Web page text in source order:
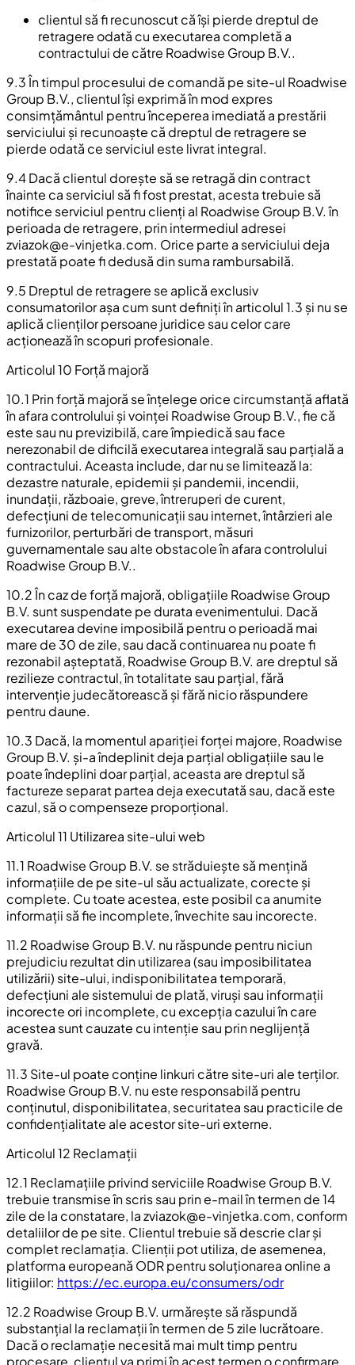
clientul să fi recunoscut că își pierde dreptul de
retragere odată cu executarea completă a
contractului de către Roadwise Group B.V..
9.3 În timpul procesului de comandă pe site-ul Roadwise
Group B.V., clientul își exprimă în mod expres
consimțământul pentru începerea imediată a prestării
serviciului și recunoaște că dreptul de retragere se
pierde odată ce serviciul este livrat integral.
9.4 Dacă clientul dorește să se retragă din contract
înainte ca serviciul să fi fost prestat, acesta trebuie să
notifice serviciul pentru clienți al Roadwise Group B.V. în
perioada de retragere, prin intermediul adresei
zviazok@e-vinjetka.com. Orice parte a serviciului deja
prestată poate fi dedusă din suma rambursabilă.
9.5 Dreptul de retragere se aplică exclusiv
consumatorilor așa cum sunt definiți în articolul 1.3 și nu se
aplică clienților persoane juridice sau celor care
acționează în scopuri profesionale.
Articolul 10 Forță majoră
10.1 Prin forță majoră se înțelege orice circumstanță aflată
în afara controlului și voinței Roadwise Group B.V., fie că
este sau nu previzibilă, care împiedică sau face
nerezonabil de dificilă executarea integrală sau parțială a
contractului. Aceasta include, dar nu se limitează la:
dezastre naturale, epidemii și pandemii, incendii,
inundații, războaie, greve, întreruperi de curent,
defecțiuni de telecomunicații sau internet, întârzieri ale
furnizorilor, perturbări de transport, măsuri
guvernamentale sau alte obstacole în afara controlului
Roadwise Group B.V..
10.2 În caz de forță majoră, obligațiile Roadwise Group
B.V. sunt suspendate pe durata evenimentului. Dacă
executarea devine imposibilă pentru o perioadă mai
mare de 30 de zile, sau dacă continuarea nu poate fi
rezonabil așteptată, Roadwise Group B.V. are dreptul să
rezilieze contractul, în totalitate sau parțial, fără
intervenție judecătorească și fără nicio răspundere
pentru daune.
10.3 Dacă, la momentul apariției forței majore, Roadwise
Group B.V. și-a îndeplinit deja parțial obligațiile sau le
poate îndeplini doar parțial, aceasta are dreptul să
factureze separat partea deja executată sau, dacă este
cazul, să o compenseze proporțional.
Articolul 11 Utilizarea site-ului web
11.1 Roadwise Group B.V. se străduiește să mențină
informațiile de pe site-ul său actualizate, corecte și
complete. Cu toate acestea, este posibil ca anumite
informații să fie incomplete, învechite sau incorecte.
11.2 Roadwise Group B.V. nu răspunde pentru niciun
prejudiciu rezultat din utilizarea (sau imposibilitatea
utilizării) site-ului, indisponibilitatea temporară,
defecțiuni ale sistemului de plată, viruși sau informații
incorecte ori incomplete, cu excepția cazului în care
acestea sunt cauzate cu intenție sau prin neglijență
gravă.
11.3 Site-ul poate conține linkuri către site-uri ale terților.
Roadwise Group B.V. nu este responsabilă pentru
conținutul, disponibilitatea, securitatea sau practicile de
confidențialitate ale acestor site-uri externe.
Articolul 12 Reclamații
12.1 Reclamațiile privind serviciile Roadwise Group B.V.
trebuie transmise în scris sau prin e-mail în termen de 14
zile de la constatare, lazviazok@e-vinjetka.com, conform
detaliilor de pe site. Clientul trebuie să descrie clar și
complet reclamația. Clienții pot utiliza, de asemenea,
platforma europeană ODR pentru soluționarea online a
litigiilor: https://ec.europa.eu/consumers/odr
12.2 Roadwise Group B.V. urmărește să răspundă
substanțial la reclamații în termen de 5 zile lucrătoare.
Dacă o reclamație necesită mai mult timp pentru
procesare, clientul va primi în acest termen o confirmare